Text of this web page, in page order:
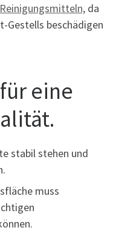
Reinigungsmitteln, da
Gestells beschädigen
eine
stabil stehen und
muss